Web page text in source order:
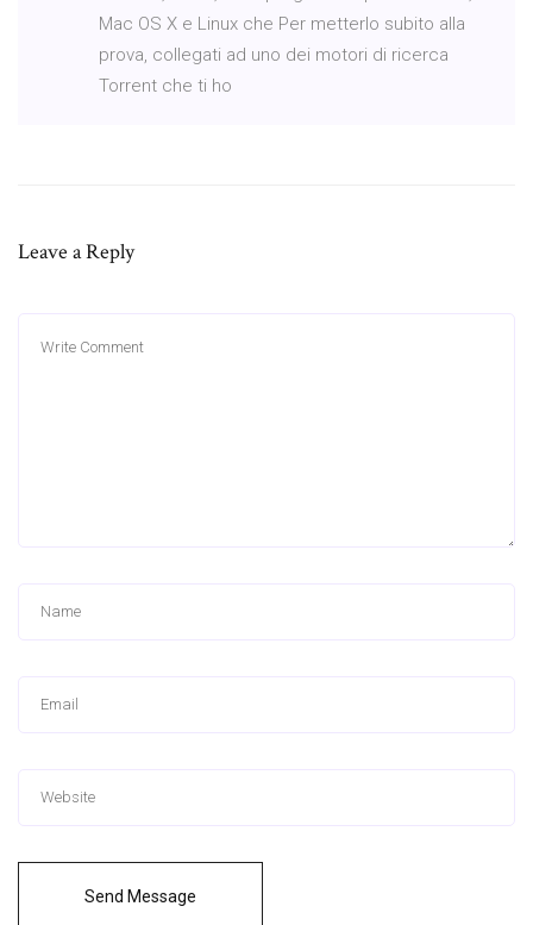
Mac OS X e Linux che Per metterlo subito alla
prova, collegati ad uno dei motori di ricerca
Torrent che ti ho
Leave a Reply
Send Message